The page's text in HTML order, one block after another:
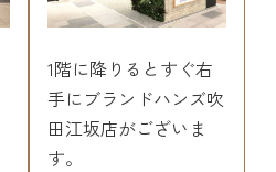
1階に降りるとすぐ右
手にブランドハンズ吹
田江坂店がございま
す。